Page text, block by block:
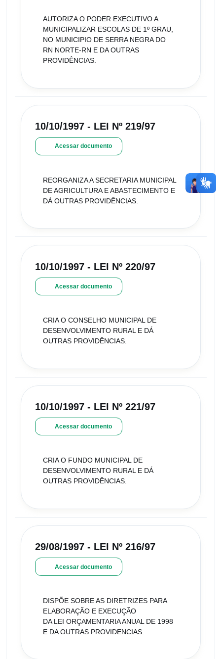
AUTORIZA O PODER EXECUTIVO A
MUNICIPALIZAR ESCOLAS DE 1º GRAU,
NO MUNICIPIO DE SERRA NEGRA DO
RN NORTE-RN E DA OUTRAS
PROVIDÊNCIAS.
10/10/1997 - LEI Nº 219/97
Acessar documento
REORGANIZA A SECRETARIA MUNICIPAL
DE AGRICULTURA E ABASTECIMENTO E
DÁ OUTRAS PROVIDÊNCIAS.
10/10/1997 - LEI Nº 220/97
Acessar documento
CRIA O CONSELHO MUNICIPAL DE
DESENVOLVIMENTO RURAL E DÁ
OUTRAS PROVIDÊNCIAS.
10/10/1997 - LEI Nº 221/97
Acessar documento
CRIA O FUNDO MUNICIPAL DE
DESENVOLVIMENTO RURAL E DÁ
OUTRAS PROVIDÊNCIAS.
29/08/1997 - LEI Nº 216/97
Acessar documento
DISPÕE SOBRE AS DIRETRIZES PARA
ELABORAÇÃO E EXECUÇÃO
DA LEI ORÇAMENTARIA ANUAL DE 1998
E DA OUTRAS PROVIDENCIAS.